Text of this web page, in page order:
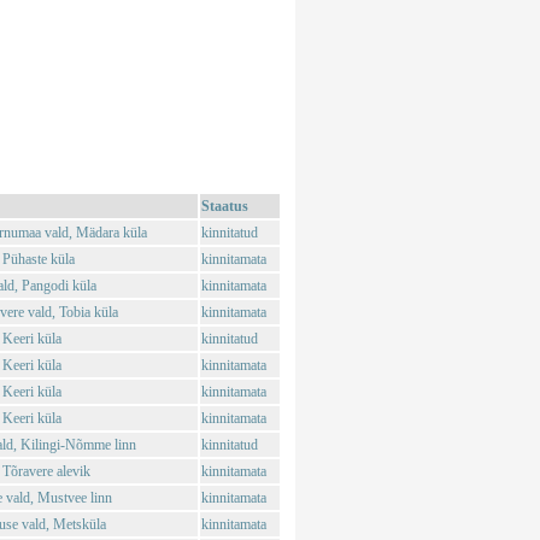
Staatus
vald, Mädara küla
kinnitatud
küla
kinnitamata
Pangodi küla
kinnitamata
vald, Tobia küla
kinnitamata
küla
kinnitatud
küla
kinnitamata
küla
kinnitamata
küla
kinnitamata
Kilingi-Nõmme linn
kinnitatud
alevik
kinnitamata
vald, Mustvee linn
kinnitamata
vald, Metsküla
kinnitamata